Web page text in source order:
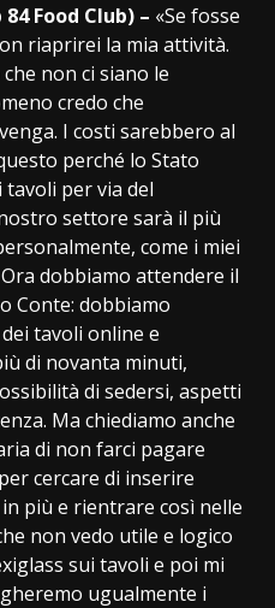
84 Food Club) – «Se fosse
riaprirei la mia attività.
non ci siano le
credo che
I costi sarebbero al
perché lo Stato
per via del
settore sarà il più
come i miei
dobbiamo attendere il
Conte: dobbiamo
tavoli online e
di novanta minuti,
di sedersi, aspetti
Ma chiediamo anche
di non farci pagare
cercare di inserire
più e rientrare così nelle
non vedo utile e logico
sui tavoli e poi mi
ugualmente i